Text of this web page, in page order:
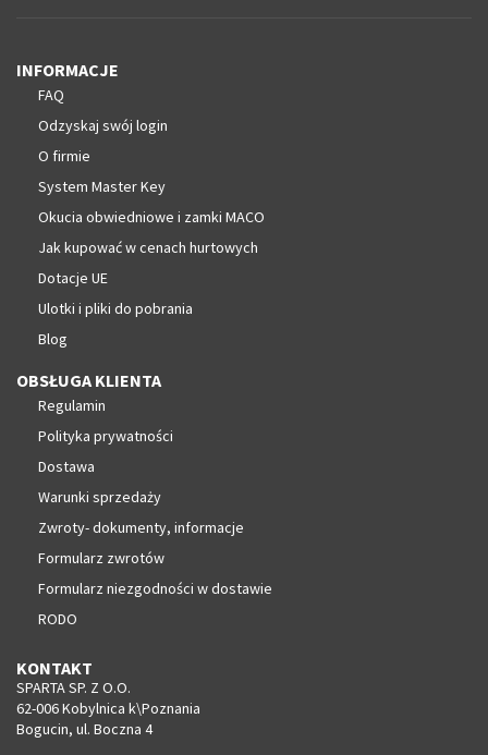
INFORMACJE
FAQ
Odzyskaj swój login
O firmie
System Master Key
Okucia obwiedniowe i zamki MACO
Jak kupować w cenach hurtowych
Dotacje UE
Ulotki i pliki do pobrania
Blog
OBSŁUGA KLIENTA
Regulamin
Polityka prywatności
Dostawa
Warunki sprzedaży
Zwroty- dokumenty, informacje
Formularz zwrotów
Formularz niezgodności w dostawie
RODO
KONTAKT
SPARTA SP. Z O.O.
62-006 Kobylnica k\Poznania
Bogucin, ul. Boczna 4